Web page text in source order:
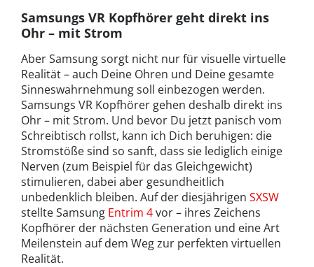
Samsungs VR Kopfhörer geht direkt ins
Ohr – mit Strom
Aber Samsung sorgt nicht nur für visuelle virtuelle
Realität – auch Deine Ohren und Deine gesamte
Sinneswahrnehmung soll einbezogen werden.
Samsungs VR Kopfhörer gehen deshalb direkt ins
Ohr – mit Strom. Und bevor Du jetzt panisch vom
Schreibtisch rollst, kann ich Dich beruhigen: die
Stromstöße sind so sanft, dass sie lediglich einige
Nerven (zum Beispiel für das Gleichgewicht)
stimulieren, dabei aber gesundheitlich
unbedenklich bleiben. Auf der diesjährigen SXSW
stellte Samsung Entrim 4vor – ihres Zeichens
Kopfhörer der nächsten Generation und eine Art
Meilenstein auf dem Weg zur perfekten virtuellen
Realität.